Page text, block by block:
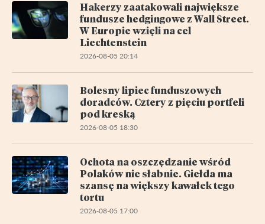
Hakerzy zaatakowali największe
fundusze hedgingowe z Wall Street.
W Europie wzięli na cel
Liechtenstein
2026-08-05 20:14
Bolesny lipiec funduszowych
doradców. Cztery z pięciu portfeli
pod kreską
2026-08-05 18:30
Ochota na oszczędzanie wśród
Polaków nie słabnie. Giełda ma
szansę na większy kawałek tego
tortu
2026-08-05 17:00